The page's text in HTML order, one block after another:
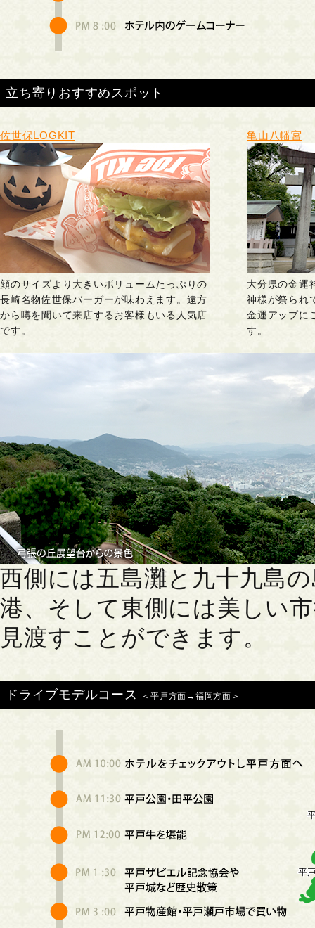
立ち寄りおすすめスポット
佐世保LOGKIT
顔のサイズより大きいボリュームたっぷりの
長崎名物佐世保バーガーが味わえます。遠方
から噂を聞いて来店するお客様もいる人気店
です。
亀山八幡宮
大分県の金運
神様が祭られ
金運アップに
す。
西側には五島灘と九十九島
港、そして東側には美しい
見渡すことができます。
ドライブモデルコース ＜平戸方面→福岡方面＞